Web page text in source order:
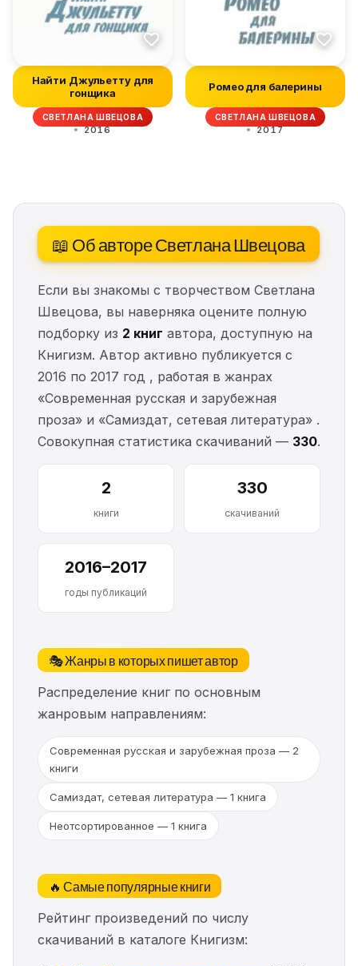
Найти Джульетту для
гонщика
СВЕТЛАНА ШВЕЦОВА
2016
Ромео для балерины
СВЕТЛАНА ШВЕЦОВА
2017
📖 Об авторе Светлана Швецова
Если вы знакомы с творчеством Светлана
Швецова, вы наверняка оцените полную
подборку из 2 книг автора, доступную на
Книгизм. Автор активно публикуется с
2016 по 2017 год , работая в жанрах
«Современная русская и зарубежная
проза» и «Самиздат, сетевая литература» .
Совокупная статистика скачиваний — 330.
2
книги
330
скачиваний
2016–2017
годы публикаций
🎭 Жанры в которых пишет автор
Распределение книг по основным
жанровым направлениям:
Современная русская и зарубежная проза — 2
книги
Самиздат, сетевая литература — 1 книга
Неотсортированное — 1 книга
🔥 Самые популярные книги
Рейтинг произведений по числу
скачиваний в каталоге Книгизм: